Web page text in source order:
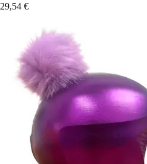
29,54 €